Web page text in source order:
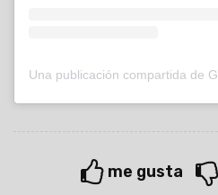
me gusta